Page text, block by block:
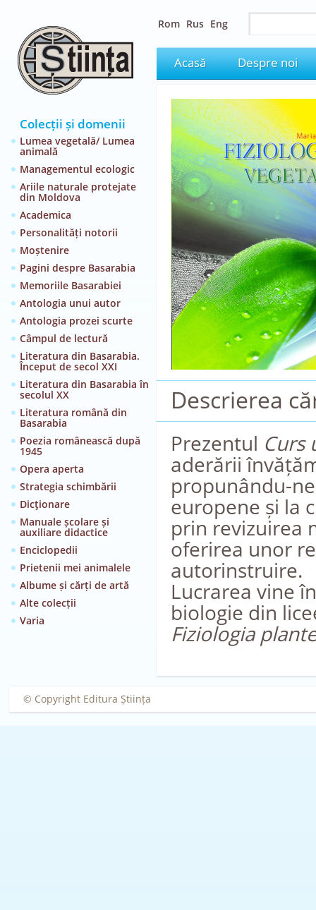
Colecții și domenii
Lumea vegetală/ Lumea
animală
Managementul ecologic
Ariile naturale protejate
din Moldova
Academica
Personalități notorii
Moștenire
Pagini despre Basarabia
Memoriile Basarabiei
Antologia unui autor
Antologia prozei scurte
Câmpul de lectură
Literatura din Basarabia.
Început de secol XXI
Literatura din Basarabia în
secolul XX
Literatura română din
Basarabia
Poezia românească după
1945
Opera aperta
Strategia schimbării
Dicţionare
Manuale școlare și
auxiliare didactice
Enciclopedii
Prietenii mei animalele
Albume și cărți de artă
Alte colecții
Varia
Rom Rus Eng
Acasă Despre noi
Descrierea
Prezentul Curs
aderării
propunându-
europene și la
prin revizuirea
oferirea unor
autorinstruire.
Lucrarea vine
biologie din
Fiziologia
© Copyright Editura Știința